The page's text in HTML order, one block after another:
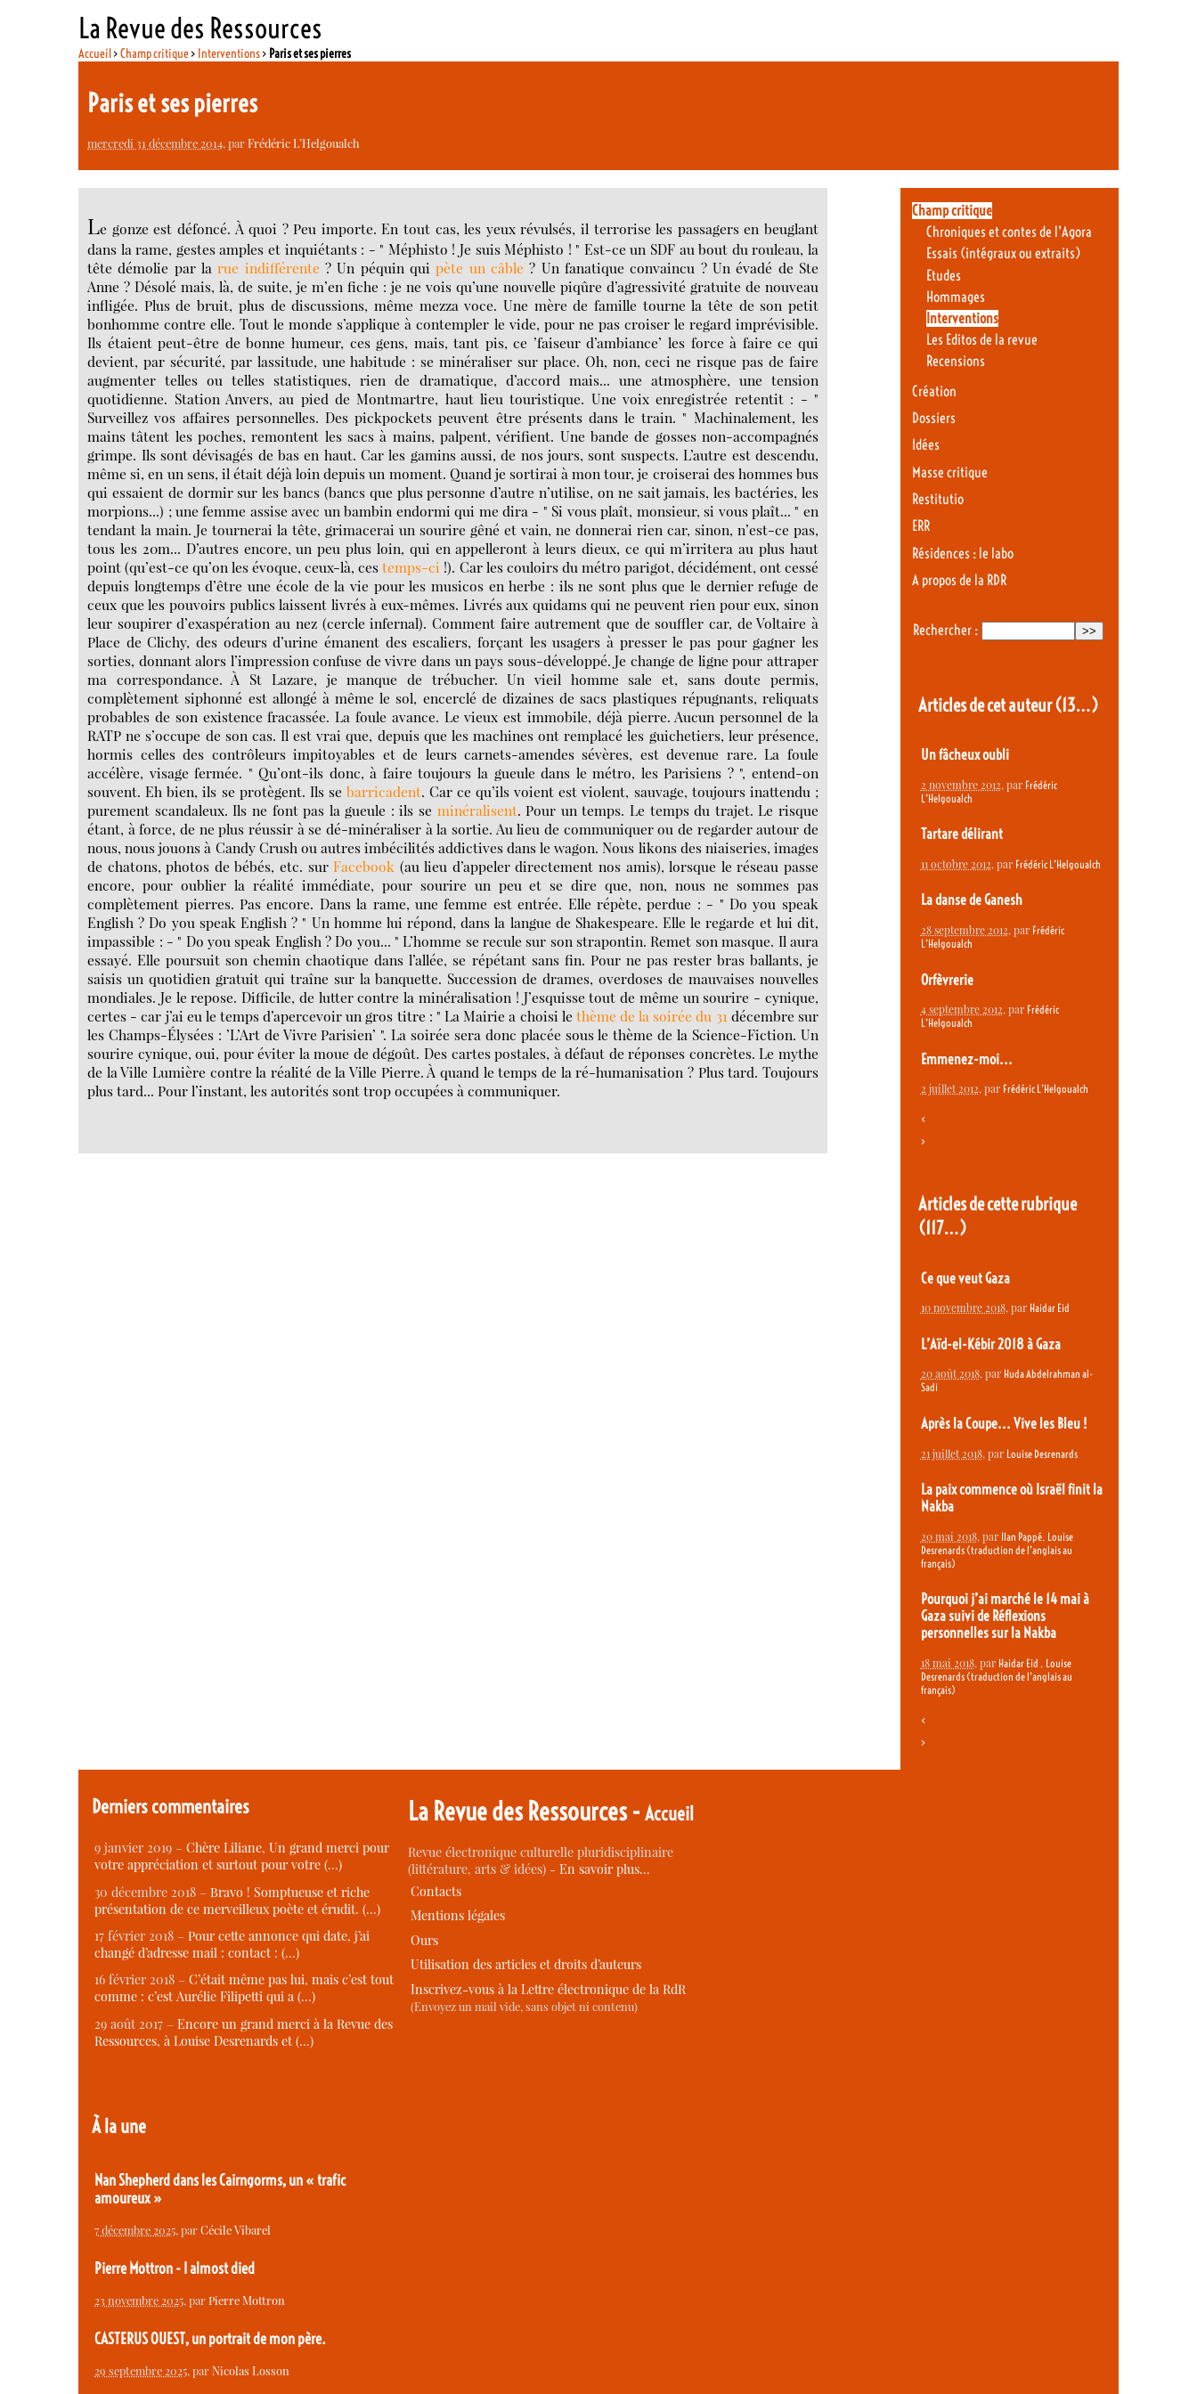
La Revue des Ressources
Accueil>Champ critique> Interventions> Paris et ses pierres
Paris et ses pierres
mercredi 31 décembre 2014, parFrédéric L’Helgoualch
Le gonze est défoncé. À quoi ? Peu importe. En tout cas, les yeux révulsés, il terrorise les passagers en beuglant
dans la rame, gestes amples et inquiétants : - " Méphisto ! Je suis Méphisto ! " Est-ce un SDF au bout du rouleau, la
tête démolie par larue indifférente ? Un péquin quipète un câble ? Un fanatique convaincu ? Un évadé de Ste
Anne ? Désolé mais, là, de suite, je m’en fiche : je ne vois qu’une nouvelle piqûre d’agressivité gratuite de nouveau
infligée. Plus de bruit, plus de discussions, même mezza voce. Une mère de famille tourne la tête de son petit
bonhomme contre elle. Tout le monde s’applique à contempler le vide, pour ne pas croiser le regard imprévisible.
Ils étaient peut-être de bonne humeur, ces gens, mais, tant pis, ce ’faiseur d’ambiance’ les force à faire ce qui
devient, par sécurité, par lassitude, une habitude : se minéraliser sur place. Oh, non, ceci ne risque pas de faire
augmenter telles ou telles statistiques, rien de dramatique, d’accord mais... une atmosphère, une tension
quotidienne. Station Anvers, au pied de Montmartre, haut lieu touristique. Une voix enregistrée retentit : - "
Surveillez vos affaires personnelles. Des pickpockets peuvent être présents dans le train. " Machinalement, les
mains tâtent les poches, remontent les sacs à mains, palpent, vérifient. Une bande de gosses non-accompagnés
grimpe. Ils sont dévisagés de bas en haut. Car les gamins aussi, de nos jours, sont suspects. L’autre est descendu,
même si, en un sens, il était déjà loin depuis un moment. Quand je sortirai à mon tour, je croiserai des hommes bus
qui essaient de dormir sur les bancs (bancs que plus personne d’autre n’utilise, on ne sait jamais, les bactéries, les
morpions...) ; une femme assise avec un bambin endormi qui me dira - " Si vous plaît, monsieur, si vous plaît... " en
tendant la main. Je tournerai la tête, grimacerai un sourire gêné et vain, ne donnerai rien car, sinon, n’est-ce pas,
tous les 20m... D’autres encore, un peu plus loin, qui en appelleront à leurs dieux, ce qui m’irritera au plus haut
point (qu’est-ce qu’on les évoque, ceux-là, cestemps-ci !). Car les couloirs du métro parigot, décidément, ont cessé
depuis longtemps d’être une école de la vie pour les musicos en herbe : ils ne sont plus que le dernier refuge de
ceux que les pouvoirs publics laissent livrés à eux-mêmes. Livrés aux quidams qui ne peuvent rien pour eux, sinon
leur soupirer d’exaspération au nez (cercle infernal). Comment faire autrement que de souffler car, de Voltaire à
Place de Clichy, des odeurs d’urine émanent des escaliers, forçant les usagers à presser le pas pour gagner les
sorties, donnant alors l’impression confuse de vivre dans un pays sous-développé. Je change de ligne pour attraper
ma correspondance. À St Lazare, je manque de trébucher. Un vieil homme sale et, sans doute permis,
complètement siphonné est allongé à même le sol, encerclé de dizaines de sacs plastiques répugnants, reliquats
probables de son existence fracassée. La foule avance. Le vieux est immobile, déjà pierre. Aucun personnel de la
RATP ne s’occupe de son cas. Il est vrai que, depuis que les machines ont remplacé les guichetiers, leur présence,
hormis celles des contrôleurs impitoyables et de leurs carnets-amendes sévères, est devenue rare. La foule
accélère, visage fermée. " Qu’ont-ils donc, à faire toujours la gueule dans le métro, les Parisiens ? ", entend-on
souvent. Eh bien, ils se protègent. Ils se barricadent. Car ce qu’ils voient est violent, sauvage, toujours inattendu ;
purement scandaleux. Ils ne font pas la gueule : ils se minéralisent. Pour un temps. Le temps du trajet. Le risque
étant, à force, de ne plus réussir à se dé-minéraliser à la sortie. Au lieu de communiquer ou de regarder autour de
nous, nous jouons à Candy Crush ou autres imbécilités addictives dans le wagon. Nous likons des niaiseries, images
de chatons, photos de bébés, etc. surFacebook (au lieu d’appeler directement nos amis), lorsque le réseau passe
encore, pour oublier la réalité immédiate, pour sourire un peu et se dire que, non, nous ne sommes pas
complètement pierres. Pas encore. Dans la rame, une femme est entrée. Elle répète, perdue : - " Do you speak
English ? Do you speak English ? " Un homme lui répond, dans la langue de Shakespeare. Elle le regarde et lui dit,
impassible : - " Do you speak English ? Do you... " L’homme se recule sur son strapontin. Remet son masque. Il aura
essayé. Elle poursuit son chemin chaotique dans l’allée, se répétant sans fin. Pour ne pas rester bras ballants, je
saisis un quotidien gratuit qui traîne sur la banquette. Succession de drames, overdoses de mauvaises nouvelles
mondiales. Je le repose. Difficile, de lutter contre la minéralisation ! J’esquisse tout de même un sourire - cynique,
certes - car j’ai eu le temps d’apercevoir un gros titre : " La Mairie a choisi le thème de la soirée du 31 décembre sur
les Champs-Élysées : ’L’Art de Vivre Parisien’ ". La soirée sera donc placée sous le thème de la Science-Fiction. Un
sourire cynique, oui, pour éviter la moue de dégoût. Des cartes postales, à défaut de réponses concrètes. Le mythe
de la Ville Lumière contre la réalité de la Ville Pierre. À quand le temps de la ré-humanisation ? Plus tard. Toujours
plus tard... Pour l’instant, les autorités sont trop occupées à communiquer.
Champ critique
Chroniques et contes de l’Agora
Essais (intégraux ou extraits)
Etudes
Hommages
Interventions
Les Editos de la revue
Recensions
Création
Dossiers
Idées
Masse critique
Restitutio
ERR
Résidences : le labo
A propos de la RDR
Rechercher :
Articles de cet auteur(13…)
Un fâcheux oubli
2 novembre 2012, par Frédéric
L’Helgoualch
Tartare délirant
11 octobre 2012, par Frédéric L’Helgoualch
La danse de Ganesh
28 septembre 2012, par Frédéric
L’Helgoualch
Orfèvrerie
4 septembre 2012, par Frédéric
L’Helgoualch
Emmenez-moi...
2 juillet 2012, par Frédéric L’Helgoualch
<
>
Articles de cette rubrique
(117…)
Ce que veut Gaza
10 novembre 2018, par Haidar Eid
L’Aïd-el-Kébir 2018 à Gaza
20 août 2018, par Huda Abdelrahman al-
Sadi
Après la Coupe... Vive les Bleu !
21 juillet 2018, par Louise Desrenards
La paix commence où Israël finit la
Nakba
20 mai 2018, par Ilan Pappé, Louise
Desrenards (traduction de l’anglais au
français)
Pourquoi j’ai marché le 14 mai à
Gaza suivi de Réflexions
personnelles sur la Nakba
18 mai 2018, par Haidar Eid , Louise
Desrenards (traduction de l’anglais au
français)
<
>
Derniers commentaires
9 janvier 2019 – Chère Liliane, Un grand merci pour
votre appréciation et surtout pour votre (…)
30 décembre 2018 – Bravo ! Somptueuse et riche
présentation de ce merveilleux poète et érudit. (…)
17 février 2018 – Pour cette annonce qui date, j’ai
changé d’adresse mail : contact : (…)
16 février 2018 – C’était même pas lui, mais c’est tout
comme : c’est Aurélie Filipetti qui a (…)
29 août 2017 – Encore un grand merci à la Revue des
Ressources, à Louise Desrenards et (…)
À la une
Nan Shepherd dans les Cairngorms, un « trafic
amoureux »
7 décembre 2025, parCécile Vibarel
Pierre Mottron - I almost died
23 novembre 2025, parPierre Mottron
CASTERUS OUEST, un portrait de mon père.
29 septembre 2025, parNicolas Losson
La Revue des Ressources -Accueil
Revue électronique culturelle pluridisciplinaire
(littérature, arts & idées) -En savoir plus…
Contacts
Mentions légales
Ours
Utilisation des articles et droits d’auteurs
Inscrivez-vous à la Lettre électronique de la RdR
(Envoyez un mail vide, sans objet ni contenu)